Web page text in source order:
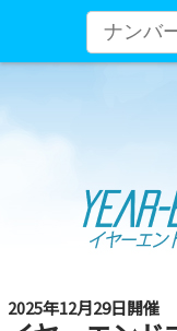
2025年12月29日開催